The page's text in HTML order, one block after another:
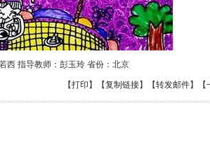
西 指导教师：彭玉玲 省份：北京
【打印 】【复制链接】【转发邮件】